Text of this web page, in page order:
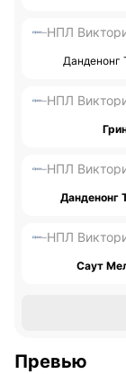
НПЛ
Данденонг
НПЛ
НПЛ
Данденонг
НПЛ
Саут
Превью